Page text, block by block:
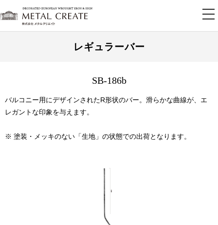
レギュラーバー
SB-186b
バルコニー用にデザインされたR形状のバー。滑らかな曲線が、エ
レガントな印象を与えます。
※ 塗装・メッキのない「生地」の状態での出荷となります。